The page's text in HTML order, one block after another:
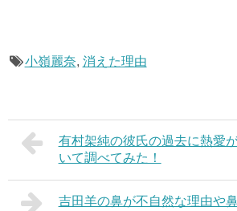
小嶺麗奈, 消えた理由
有村架純の彼氏の過去に熱愛
いて調べてみた！
吉田羊の鼻が不自然な理由や